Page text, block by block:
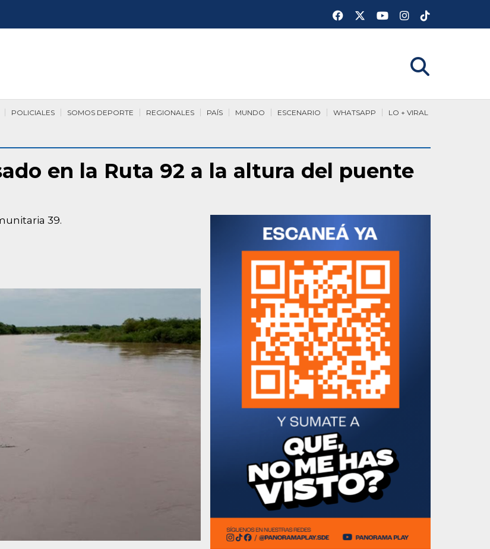
LO + VIRAL
WHATSAPP
ESCENARIO
MUNDO
PAÍS
REGIONALES
SOMOS DEPORTE
POLICIALES
en la Ruta 92 a la altura del puente
39.